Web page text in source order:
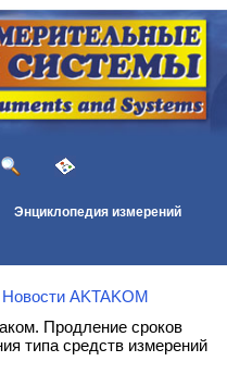
Энциклопедия измерений
Новости AKTAKOM
Продление сроков
типа средств измерений